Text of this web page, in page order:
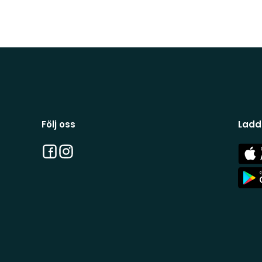
Följ oss
Facebook
Instagram
App
Store
App
Store